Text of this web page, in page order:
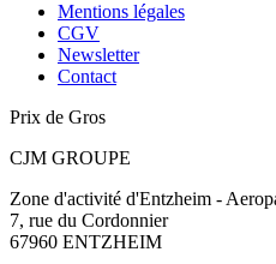
Mentions légales
CGV
Newsletter
Contact
Prix de Gros
CJM GROUPE
Zone d'activité d'Entzheim -
7, rue du Cordonnier
67960 ENTZHEIM